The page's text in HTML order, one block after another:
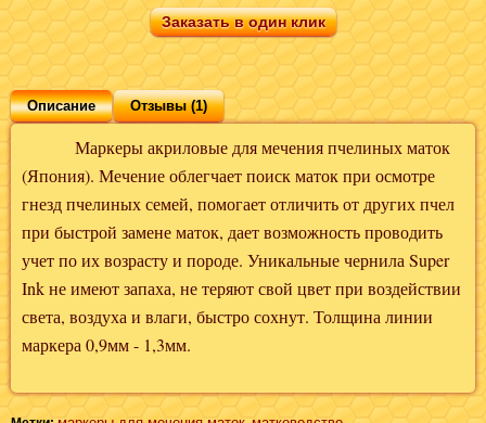
Заказать в один клик
Описание Отзывы (1)
Маркеры акриловые для мечения пчелиных маток
(Япония). Мечение облегчает поиск маток при осмотре
гнезд пчелиных семей, помогает отличить от других пчел
при быстрой замене маток, дает возможность проводить
учет по их возрасту и породе. Уникальные чернила Super
Ink не имеют запаха, не теряют свой цвет при воздействии
света, воздуха и влаги, быстро сохнут. Толщина линии
маркера 0,9мм - 1,3мм.